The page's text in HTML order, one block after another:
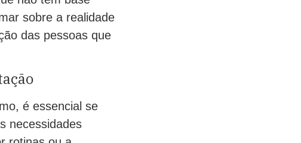
sobre a realidade
das pessoas que
é essencial se
necessidades